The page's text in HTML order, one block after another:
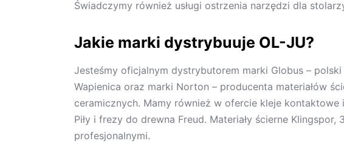
Świadczymy również usługi ostrzenia narzędzi dla
Jakie marki dystrybuuje OL-JU?
Jesteśmy oficjalnym dystrybutorem marki Globus – polski
Wapienica oraz marki Norton – producenta materiałów
ceramicznych. Mamy również w ofercie kleje kontaktowe
Piły i frezy do drewna Freud. Materiały ścierne
profesjonalnymi.